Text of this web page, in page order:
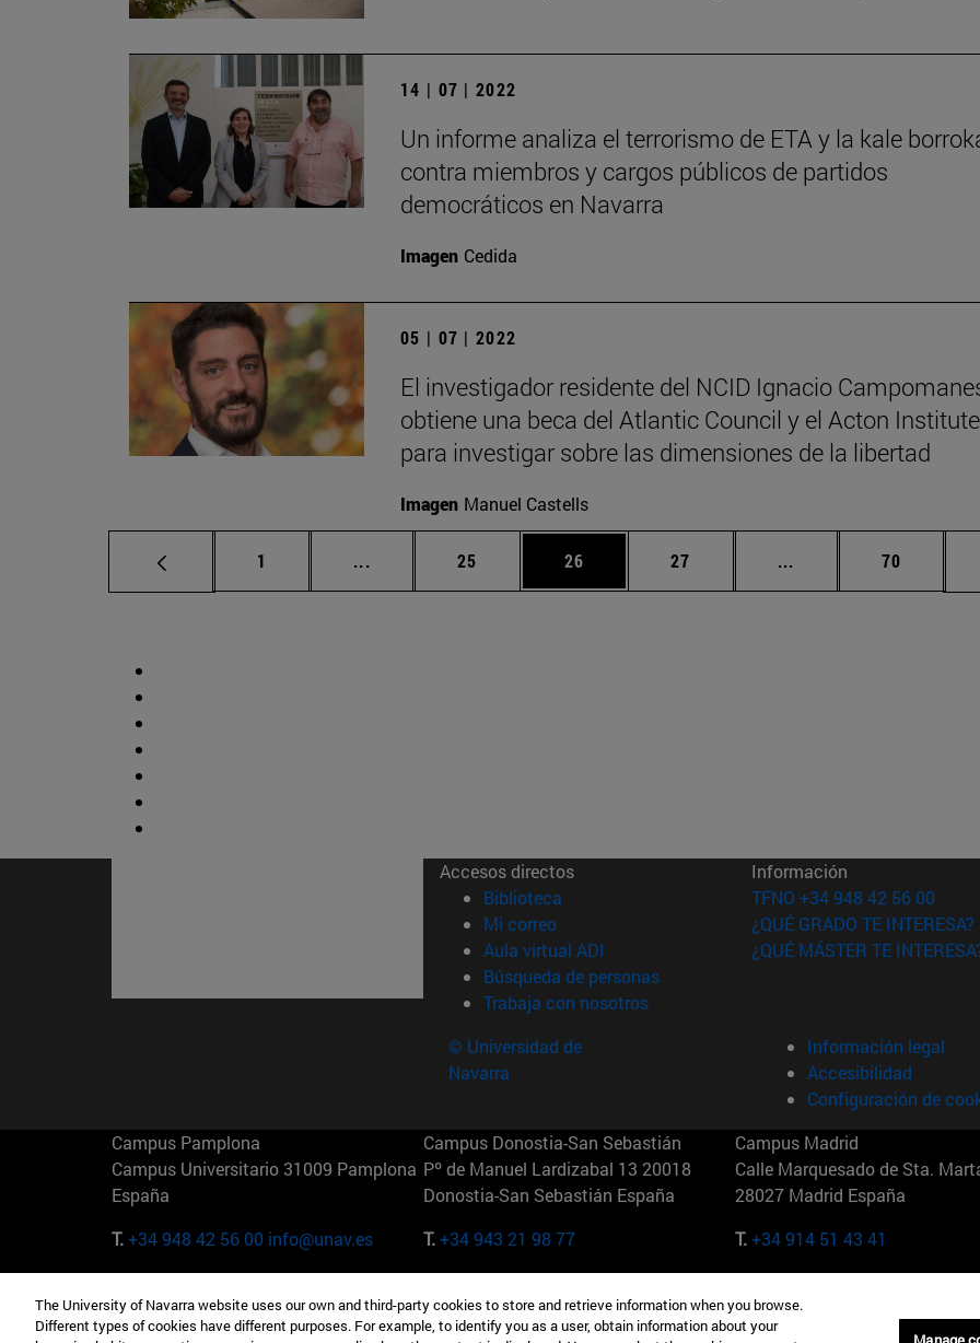
14 | 07 | 2022
Un informe analiza el terrorismo de ETA y la kale
contra miembros y cargos públicos de partidos
democráticos en Navarra
Imagen Cedida
05 | 07 | 2022
El investigador residente del NCID Ignacio
obtiene una beca del Atlantic Council y el Acton Institute
para investigar sobre las dimensiones de la libertad
Imagen Manuel Castells
Página
1 ... Páginas intermedias Use TAB para desplazarse.
Página
25 Página
26 Página
27 ... Páginas intermedias
Página
70
Accesos directos
Biblioteca (abre en nueva ventana)
Mi correo(abre en nueva ventana)
Aula virtual ADI (abre en nueva ventana)
Búsqueda de personas(abre en nueva ventana)
Trabaja con nosotros(abre en nueva ventana)
Información
TFNO +34 948 42 56 00
¿QUÉ GRADO TE INTERESA?
¿QUÉ MÁSTER TE
© Universidad de
Navarra
Información legal
Accesibilidad
Configuración de
Campus Pamplona
Campus Universitario 31009 Pamplona
España
T.+34 948 42 56 00 info@unav.es
Campus Donostia-San Sebastián
Pº de Manuel Lardizabal 13 20018
Donostia-San Sebastián España
T.+34 943 21 98 77
Campus Madrid
Calle Marquesado de Sta.
28027 Madrid España
T.+34 914 51 43 41
Camino del Cerro Águila 3 28023
Madrid España
165 W 57th St 10019-2201 Nueva York
EE.UU
Maria-Theresia-Straße 15
Múnich Alemania
The University of Navarra website uses our own and third-party cookies to store and retrieve information when you browse.
Different types of cookies have different purposes. For example, to identify you as a user, obtain information about your